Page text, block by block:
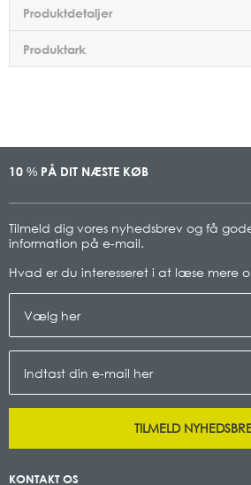
Produktdetaljer
Produktark
10 % PÅ DIT NÆSTE KØB
Tilmeld dig vores nyhedsbrev og få
information på e-mail.
Hvad er du interesseret i at læse mere
TILMELD
KONTAKT OS